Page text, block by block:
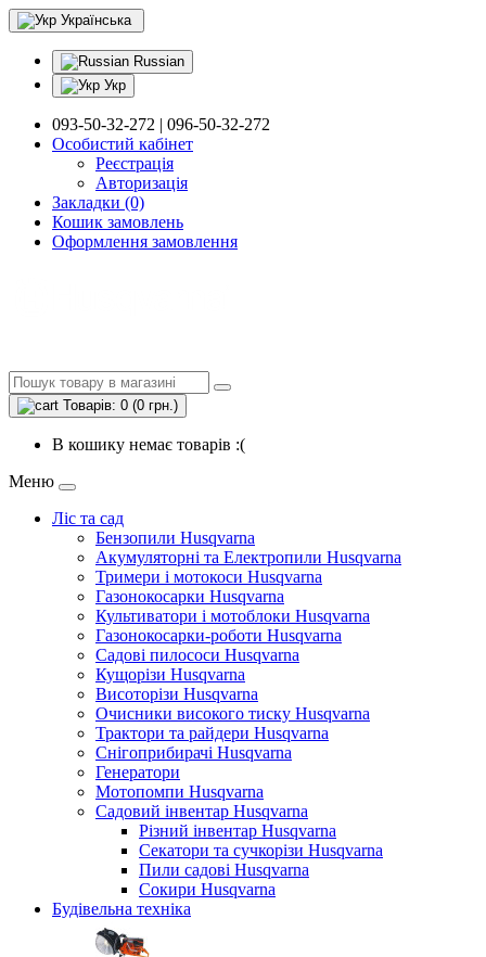
Українська
Russian
Укр
093-50-32-272 | 096-50-32-272
Особистий кабінет
Реєстрація
Авторизація
Закладки (0)
Кошик замовлень
Оформлення замовлення
Товарів: 0 (0 грн.)
В кошику немає товарів :(
Меню
Ліс та сад
Бензопили Husqvarna
Акумуляторні та Електропили Husqvarna
Тримери і мотокоси Husqvarna
Газонокосарки Husqvarna
Культиватори і мотоблоки Husqvarna
Газонокосарки-роботи Husqvarna
Садові пилососи Husqvarna
Кущорізи Husqvarna
Висоторізи Husqvarna
Очисники високого тиску Husqvarna
Трактори та райдери Husqvarna
Снігоприбирачі Husqvarna
Генератори
Мотопомпи Husqvarna
Садовий інвентар Husqvarna
Різний інвентар Husqvarna
Секатори та сучкорізи Husqvarna
Пили садові Husqvarna
Сокири Husqvarna
Будівельна техніка